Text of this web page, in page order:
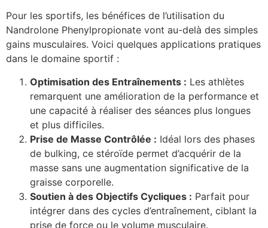
Pour les sportifs, les bénéfices de l’utilisation du
Nandrolone Phenylpropionate vont au-delà des simples
gains musculaires. Voici quelques applications pratiques
dans le domaine sportif :
Optimisation des Entraînements : Les athlètes
remarquent une amélioration de la performance et
une capacité à réaliser des séances plus longues
et plus difficiles.
Prise de Masse Contrôlée : Idéal lors des phases
de bulking, ce stéroïde permet d’acquérir de la
masse sans une augmentation significative de la
graisse corporelle.
Soutien à des Objectifs Cycliques : Parfait pour
intégrer dans des cycles d’entraînement, ciblant la
prise de force ou le volume musculaire.